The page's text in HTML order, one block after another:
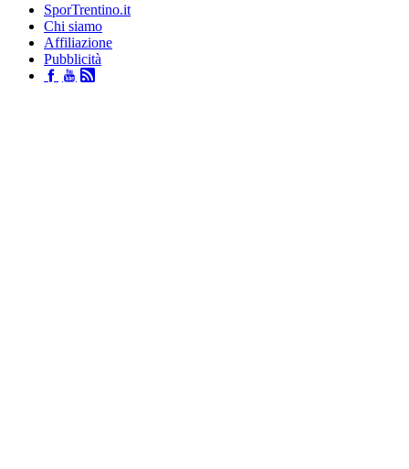
SporTrentino.it
Chi siamo
Affiliazione
Pubblicità